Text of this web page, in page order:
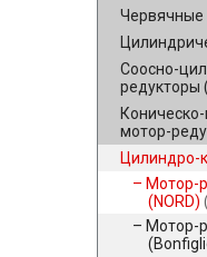
Червячные
Соосно-
редукторы
мотор-
Цилиндро-
Мотор-
(NORD)
Мотор-